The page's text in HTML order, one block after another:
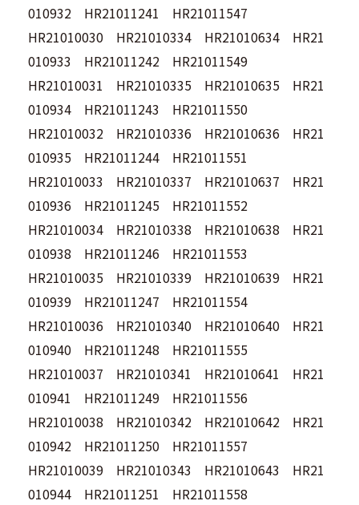
010932 HR21011241 HR21011547
HR21010030 HR21010334 HR21010634 HR21
010933 HR21011242 HR21011549
HR21010031 HR21010335 HR21010635 HR21
010934 HR21011243 HR21011550
HR21010032 HR21010336 HR21010636 HR21
010935 HR21011244 HR21011551
HR21010033 HR21010337 HR21010637 HR21
010936 HR21011245 HR21011552
HR21010034 HR21010338 HR21010638 HR21
010938 HR21011246 HR21011553
HR21010035 HR21010339 HR21010639 HR21
010939 HR21011247 HR21011554
HR21010036 HR21010340 HR21010640 HR21
010940 HR21011248 HR21011555
HR21010037 HR21010341 HR21010641 HR21
010941 HR21011249 HR21011556
HR21010038 HR21010342 HR21010642 HR21
010942 HR21011250 HR21011557
HR21010039 HR21010343 HR21010643 HR21
010944 HR21011251 HR21011558